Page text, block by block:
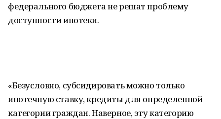
федерального бюджета не решат проблему
доступности ипотеки.
«Безусловно, субсидировать можно только
ипотечную ставку, кредиты для определенной
категории граждан. Наверное, эту категорию